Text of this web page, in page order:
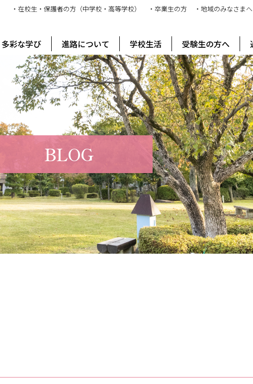
・在校生・保護者の方（中学校・高等学校） ・卒業生の方 ・地域のみなさまへ
多彩な学び 進路について 学校生活 受験生の方へ
BLOG